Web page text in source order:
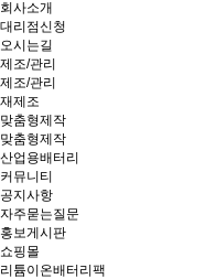
회사소개
대리점신청
오시는길
제조/관리
제조/관리
재제조
맞춤형제작
맞춤형제작
산업용배터리
커뮤니티
공지사항
자주묻는질문
홍보게시판
쇼핑몰
리튬이온배터리팩